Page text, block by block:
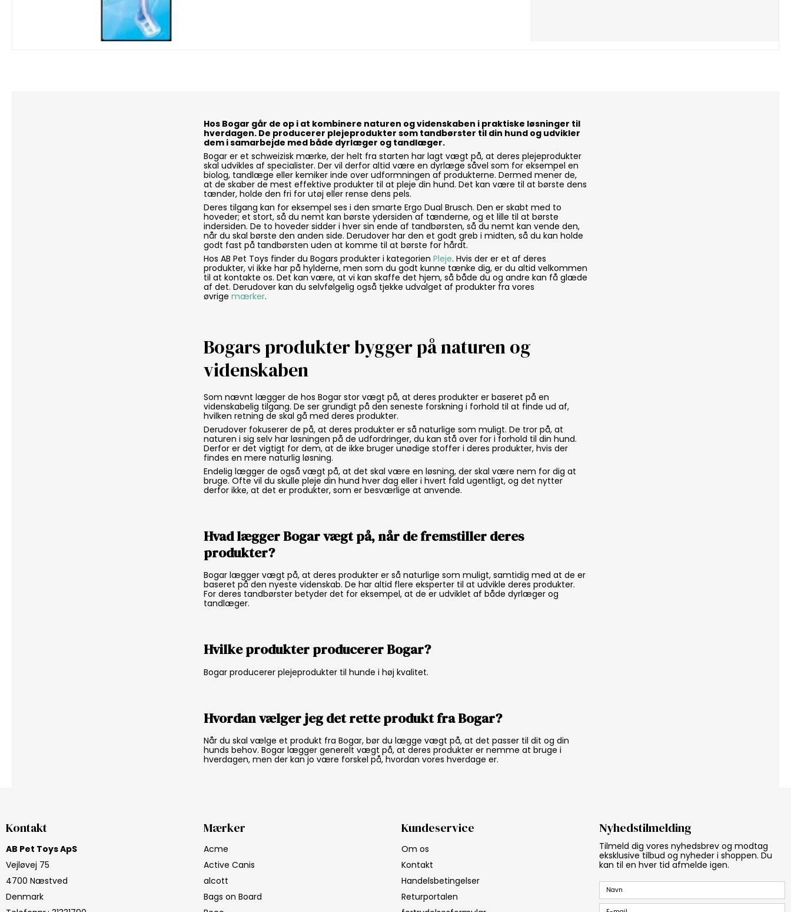
Hos Bogar går de op i at kombinere naturen og videnskaben i praktiske løsninger til
hverdagen. De producerer plejeprodukter som tandbørster til din hund og udvikler
dem i samarbejde med både dyrlæger og tandlæger.
Bogar er et schweizisk mærke, der helt fra starten har lagt vægt på, at deres plejeprodukter
skal udvikles af specialister. Der vil derfor altid være en dyrlæge såvel som for eksempel en
biolog, tandlæge eller kemiker inde over udformningen af produkterne. Dermed mener de,
at de skaber de mest effektive produkter til at pleje din hund. Det kan være til at børste dens
tænder, holde den fri for utøj eller rense dens pels.
Deres tilgang kan for eksempel ses i den smarte Ergo Dual Brusch. Den er skabt med to
hoveder; et stort, så du nemt kan børste ydersiden af tænderne, og et lille til at børste
indersiden. De to hoveder sidder i hver sin ende af tandbørsten, så du nemt kan vende den,
når du skal børste den anden side. Derudover har den et godt greb i midten, så du kan holde
godt fast på tandbørsten uden at komme til at børste for hårdt.
Hos AB Pet Toys finder du Bogars produkter i kategorien Pleje. Hvis der er et af deres
produkter, vi ikke har på hylderne, men som du godt kunne tænke dig, er du altid velkommen
til at kontakte os. Det kan være, at vi kan skaffe det hjem, så både du og andre kan få glæde
af det. Derudover kan du selvfølgelig også tjekke udvalget af produkter fra vores
øvrige mærker.
Bogars produkter bygger på naturen og
videnskaben
Som nævnt lægger de hos Bogar stor vægt på, at deres produkter er baseret på en
videnskabelig tilgang. De ser grundigt på den seneste forskning i forhold til at finde ud af,
hvilken retning de skal gå med deres produkter.
Derudover fokuserer de på, at deres produkter er så naturlige som muligt. De tror på, at
naturen i sig selv har løsningen på de udfordringer, du kan stå over for i forhold til din hund.
Derfor er det vigtigt for dem, at de ikke bruger unødige stoffer i deres produkter, hvis der
findes en mere naturlig løsning.
Endelig lægger de også vægt på, at det skal være en løsning, der skal være nem for dig at
bruge. Ofte vil du skulle pleje din hund hver dag eller i hvert fald ugentligt, og det nytter
derfor ikke, at det er produkter, som er besværlige at anvende.
Hvad lægger Bogar vægt på, når de fremstiller deres
produkter?
Bogar lægger vægt på, at deres produkter er så naturlige som muligt, samtidig med at de er
baseret på den nyeste videnskab. De har altid flere eksperter til at udvikle deres produkter.
For deres tandbørster betyder det for eksempel, at de er udviklet af både dyrlæger og
tandlæger.
Hvilke produkter producerer Bogar?
Bogar producerer plejeprodukter til hunde i høj kvalitet.
Hvordan vælger jeg det rette produkt fra Bogar?
Når du skal vælge et produkt fra Bogar, bør du lægge vægt på, at det passer til dit og din
hunds behov. Bogar lægger generelt vægt på, at deres produkter er nemme at bruge i
hverdagen, men der kan jo være forskel på, hvordan vores hverdage er.
Kontakt
AB Pet Toys ApS
Vejløvej 75
4700 Næstved
Denmark
Mærker
Acme
Active Canis
alcott
Bags on Board
Kundeservice
Om os
Kontakt
Handelsbetingelser
Returportalen
Nyhedstilmelding
Tilmeld dig vores nyhedsbrev og modtag
eksklusive tilbud og nyheder i shoppen. Du
kan til en hver tid afmelde igen.